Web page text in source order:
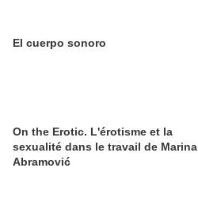
El cuerpo sonoro
On the Erotic. L'érotisme et la
sexualité dans le travail de Marina
Abramović